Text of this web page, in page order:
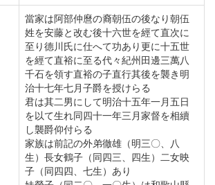
當家は阿部仲麿の裔朝伍の後なり朝伍
姓を安藤と改む後十六世を經て直次に
至り德川氏に仕へて功あり更に十五世
を經て直裕に至る代々紀州田邊三萬八
千石を領す直裕の子直行其後を襲き明
治十七年七月子爵を授けらる
君は其二男にして明治十五年一月五日
を以て生れ同四十一年三月家督を相續
し襲爵仰付らる
家族は前記の外弟徹雄（明三〇、八
生）長女鶴子（同四三、四生）二女映
子（同四四、七生）あり